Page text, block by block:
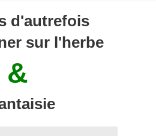
d'autrefois
sur l'herbe
&